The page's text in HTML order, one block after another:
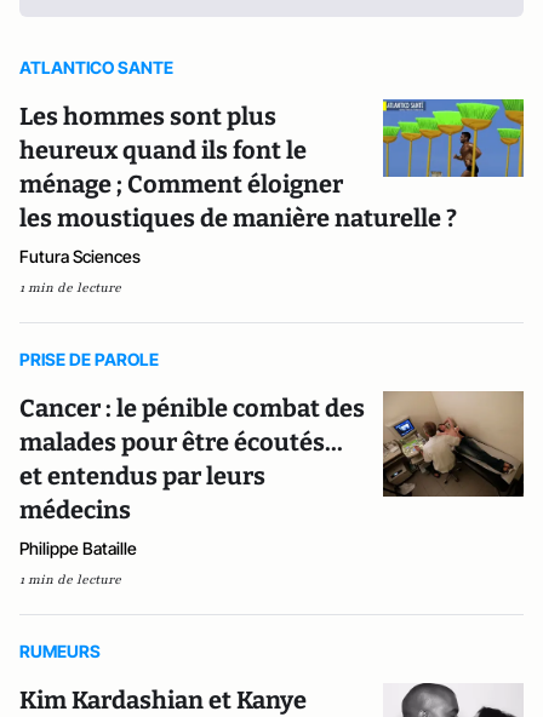
ATLANTICO SANTE
Les hommes sont plus
heureux quand ils font le
ménage ; Comment éloigner
les moustiques de manière naturelle ?
Futura Sciences
1 min de lecture
PRISE DE PAROLE
Cancer : le pénible combat des
malades pour être écoutés...
et entendus par leurs
médecins
Philippe Bataille
1 min de lecture
RUMEURS
Kim Kardashian et Kanye